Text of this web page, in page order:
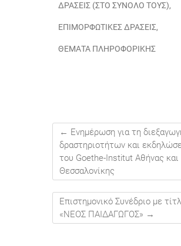
ΔΡΆΣΕΙΣ (ΣΤΟ ΣΎΝΟΛΌ ΤΟΥΣ),
ΕΠΙΜΟΡΦΩΤΙΚΈΣ ΔΡΆΣΕΙΣ,
ΘΈΜΑΤΑ ΠΛΗΡΟΦΟΡΙΚΉΣ
← Ενημέρωση για τη
δραστηριοτήτων και
του Goethe-Institut Αθήνας και
Θεσσαλονίκης
Επιστημονικό Συνέδριο με
«ΝΕΟΣ ΠΑΙΔΑΓΩΓΟΣ» →